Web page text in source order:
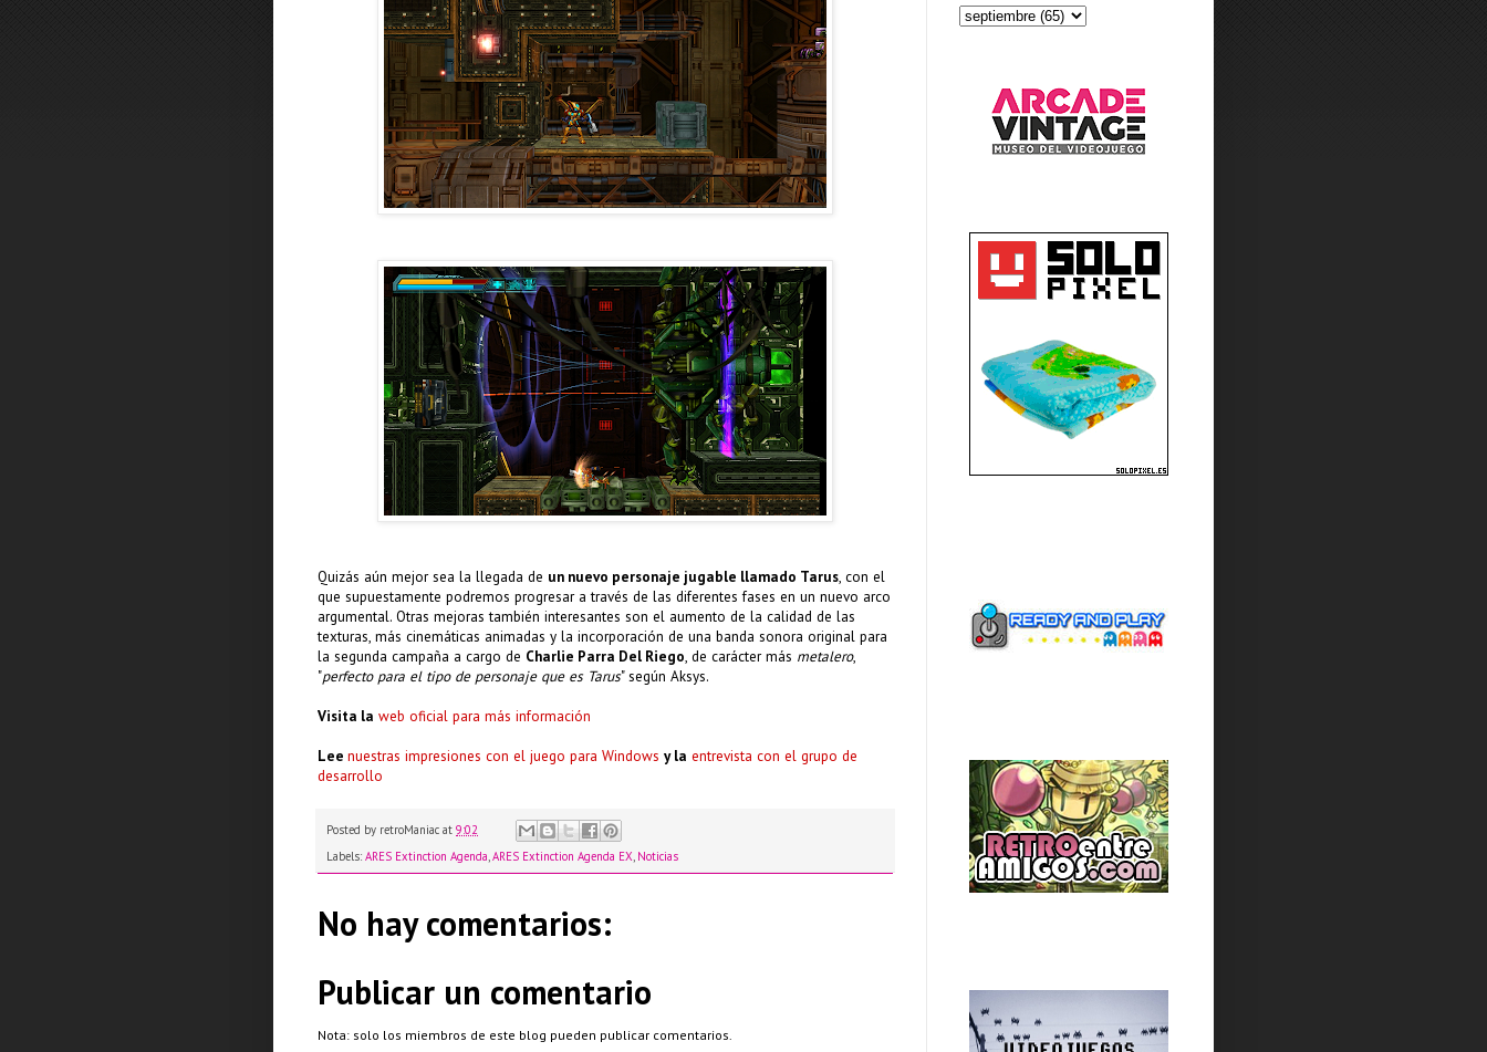
Quizás aún mejor sea la llegada de un nuevo personaje jugable llamado Tarus, con el
que supuestamente podremos progresar a través de las diferentes fases en un nuevo arco
argumental. Otras mejoras también interesantes son el aumento de la calidad de las
texturas, más cinemáticas animadas y la incorporación de una banda sonora original para
la segunda campaña a cargo de Charlie Parra Del Riego, de carácter más metalero,
"perfecto para el tipo de personaje que es Tarus" según Aksys.
Visita la web oficial para más información
Lee nuestras impresiones con el juego para Windows y la entrevista con el grupo de
desarrollo
Posted by retroManiac at 9:02
Labels: ARES Extinction Agenda,ARES Extinction Agenda EX, Noticias
No hay comentarios:
Publicar un comentario
Nota: solo los miembros de este blog pueden publicar comentarios.